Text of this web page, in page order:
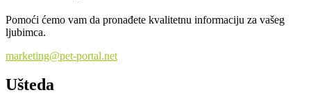
Pomoći ćemo vam da pronađete kvalitetnu informaciju za vašeg
ljubimca.
marketing@pet-portal.net
Ušteda